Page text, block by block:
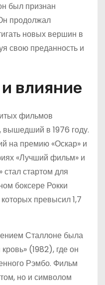
был признан
продолжал
новых вершин в
свою преданность и
влияние
фильмов
вышедший в 1976 году.
на премию «Оскар» и
«Лучший фильм» и
стал стартом для
боксере Рокки
превысил 1,7
Сталлоне была
(1982), где он
Рэмбо. Фильм
но и символом